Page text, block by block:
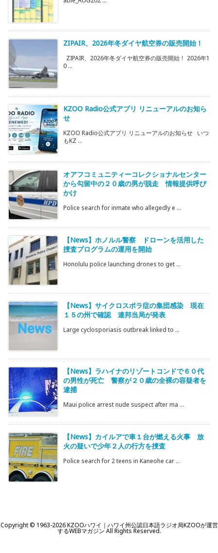
ZIPAIR、2026年冬ダイヤ航空券の販売開始！
ZIPAIR、2026年冬ダイヤ航空券の販売開始！ 2026年1
0 ...
KZOO Radio公式アプリ リニューアルのお知ら
せ
KZOO Radio公式アプリ リニューアルのお知らせ いつ
もKZ ...
オアフコミュニティーコレクショナルセンター
から勾留中の２０歳の男が脱走 情報提供呼び
かけ
Police search for inmate who allegedly e ...
【News】ホノルル警察 ドローンを活用した
捜査プログラムの運用を開始
Honolulu police launching drones to get ...
【News】サイクロスポラ症の集団感染 現在
１５の州で確認 連邦当局が発表
Large cyclosporiasis outbreak linked to ...
【News】ラハイナのリゾートコンドで６０代
の男性が死亡 警察が２０歳の全裸の容疑者を
逮捕
Maui police arrest nude suspect after ma ...
【News】カイルアで車１台が燃える火事 放
火の疑いで少年２人の行方を捜査
Police search for 2 teens in Kaneohe car ...
Copyright © 1963-2026KZOOハワイ｜ハワイ州公認日本語ラジオ局KZOOが運営
するWEBマガジンAll Rights Reserved.